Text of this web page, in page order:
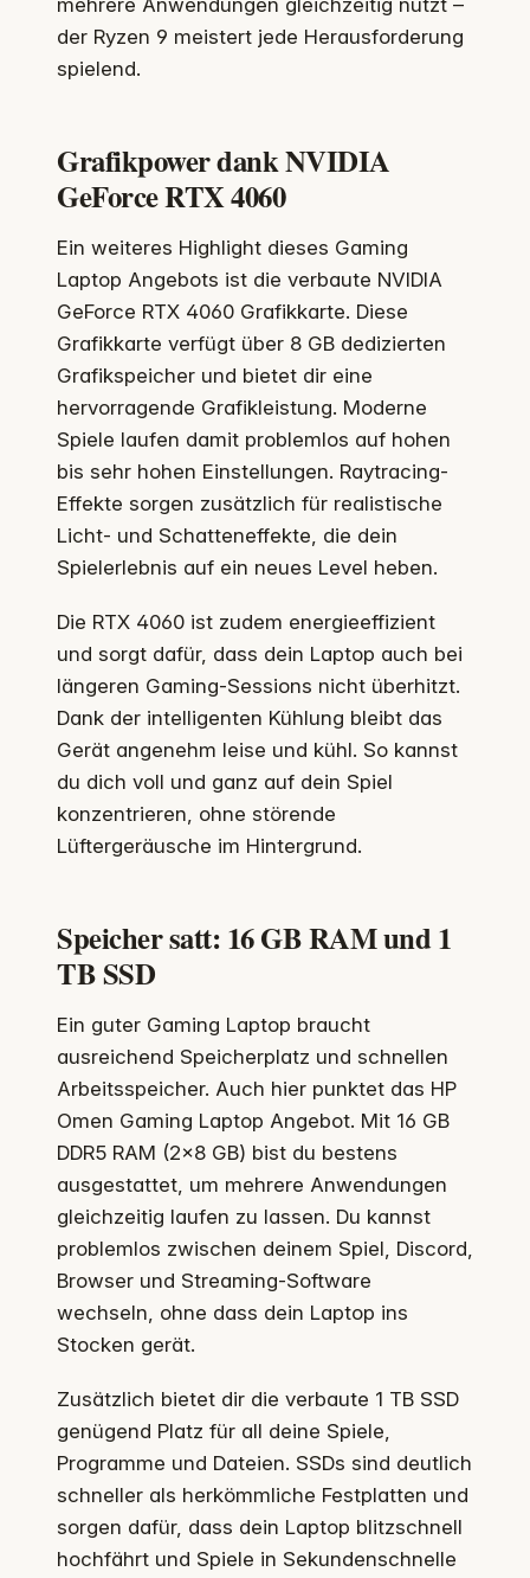
der Ryzen 9 meistert jede Herausforderung
spielend.
Grafikpower dank NVIDIA
GeForce RTX 4060
Ein weiteres Highlight dieses Gaming
Laptop Angebots ist die verbaute NVIDIA
GeForce RTX 4060 Grafikkarte. Diese
Grafikkarte verfügt über 8 GB dedizierten
Grafikspeicher und bietet dir eine
hervorragende Grafikleistung. Moderne
Spiele laufen damit problemlos auf hohen
bis sehr hohen Einstellungen. Raytracing-
Effekte sorgen zusätzlich für realistische
Licht- und Schatteneffekte, die dein
Spielerlebnis auf ein neues Level heben.
Die RTX 4060 ist zudem energieeffizient
und sorgt dafür, dass dein Laptop auch bei
längeren Gaming-Sessions nicht überhitzt.
Dank der intelligenten Kühlung bleibt das
Gerät angenehm leise und kühl. So kannst
du dich voll und ganz auf dein Spiel
konzentrieren, ohne störende
Lüftergeräusche im Hintergrund.
Speicher satt: 16 GB RAM und 1
TB SSD
Ein guter Gaming Laptop braucht
ausreichend Speicherplatz und schnellen
Arbeitsspeicher. Auch hier punktet das HP
Omen Gaming Laptop Angebot. Mit 16 GB
DDR5 RAM (2×8 GB) bist du bestens
ausgestattet, um mehrere Anwendungen
gleichzeitig laufen zu lassen. Du kannst
problemlos zwischen deinem Spiel, Discord,
Browser und Streaming-Software
wechseln, ohne dass dein Laptop ins
Stocken gerät.
Zusätzlich bietet dir die verbaute 1 TB SSD
genügend Platz für all deine Spiele,
Programme und Dateien. SSDs sind deutlich
schneller als herkömmliche Festplatten und
sorgen dafür, dass dein Laptop blitzschnell
hochfährt und Spiele in Sekundenschnelle